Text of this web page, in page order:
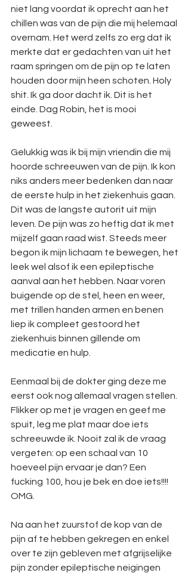
niet lang voordat ik oprecht aan het
chillen was van de pijn die mij helemaal
overnam. Het werd zelfs zo erg dat ik
merkte dat er gedachten van uit het
raam springen om de pijn op te laten
houden door mijn heen schoten. Holy
shit. Ik ga door dacht ik. Dit is het
einde. Dag Robin, het is mooi
geweest.
Gelukkig was ik bij mijn vriendin die mij
hoorde schreeuwen van de pijn. Ik kon
niks anders meer bedenken dan naar
de eerste hulp in het ziekenhuis gaan.
Dit was de langste autorit uit mijn
leven. De pijn was zo heftig dat ik met
mijzelf gaan raad wist. Steeds meer
begon ik mijn lichaam te bewegen, het
leek wel alsof ik een epileptische
aanval aan het hebben. Naar voren
buigende op de stel, heen en weer,
met trillen handen armen en benen
liep ik compleet gestoord het
ziekenhuis binnen gillende om
medicatie en hulp.
Eenmaal bij de dokter ging deze me
eerst ook nog allemaal vragen stellen.
Flikker op met je vragen en geef me
spuit, leg me plat maar doe iets
schreeuwde ik. Nooit zal ik de vraag
vergeten: op een schaal van 10
hoeveel pijn ervaar je dan? Een
fucking 100, hou je bek en doe iets!!!!
OMG.
Na aan het zuurstof de kop van de
pijn af te hebben gekregen en enkel
over te zijn gebleven met afgrijselijke
pijn zonder epileptische neigingen